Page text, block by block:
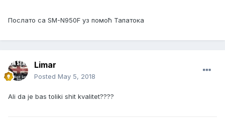
Послато са SM-N950F уз помоћ Тапатока
Limar
Posted May 5, 2018
Ali da je bas toliki shit kvalitet????